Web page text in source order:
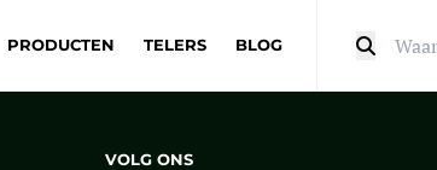
PRODUCTEN TELERS BLOG
VOLG ONS